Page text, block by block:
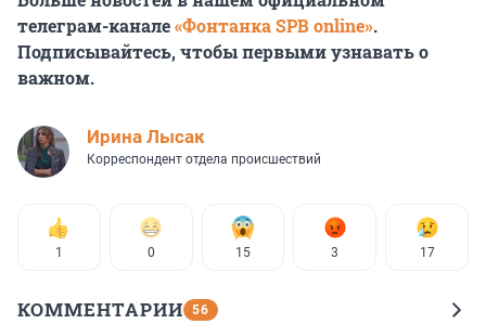
телеграм-канале«Фонтанка SPB online».
Подписывайтесь, чтобы первыми узнавать о
важном.
Ирина Лысак
Корреспондент отдела происшествий
1 0 15 3 17
КОММЕНТАРИИ 56